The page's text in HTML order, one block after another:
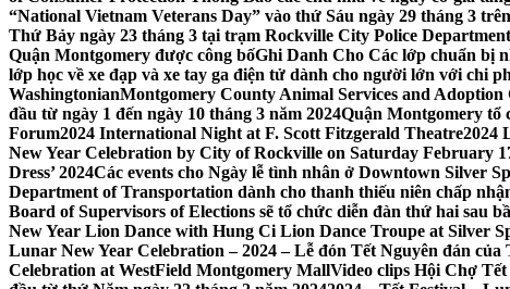
“National Vietnam Veterans Day” vào thứ Sáu ngày 29 tháng 3
Thứ Bảy ngày 23 tháng 3 tại trạm Rockville City Police
Quận Montgomery được công bốGhi Danh Cho Các lớp chuẩn bị
lớp học về xe đạp và xe tay ga điện tử dành cho người lớn với chi
WashingtonianMontgomery County Animal Services and
đầu từ ngày 1 đến ngày 10 tháng 3 năm 2024Quận Montgomery tổ
Forum2024 International Night at F. Scott Fitzgerald Theatre2024
New Year Celebration by City of Rockville on Saturday February
Dress’ 2024Các events cho Ngày lễ tình nhân ở Downtown Silver
Department of Transportation dành cho thanh thiếu niên chấp
Board of Supervisors of Elections sẽ tổ chức diễn đàn thứ hai sau
New Year Lion Dance with Hung Ci Lion Dance Troupe at Silver
Lunar New Year Celebration – 2024 – Lễ đón Tết Nguyên đán
Celebration at WestField Montgomery MallVideo clips Hội Chợ